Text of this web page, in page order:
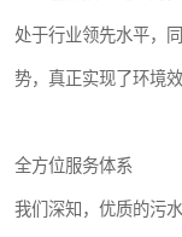
处于行业领先水平，
势，真正实现了环境
全方位服务体系
我们深知，优质的污